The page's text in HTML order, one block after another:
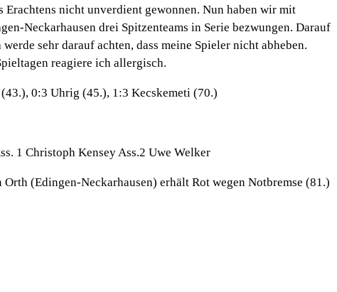
Erachtens nicht unverdient gewonnen. Nun haben wir mit
Neckarhausen drei Spitzenteams in Serie bezwungen. Darauf
sehr darauf achten, dass meine Spieler nicht abheben.
reagiere ich allergisch.
0:3 Uhrig (45.), 1:3 Kecskemeti (70.)
1 Christoph Kensey Ass.2 Uwe Welker
Orth (Edingen-Neckarhausen) erhält Rot wegen Notbremse (81.)